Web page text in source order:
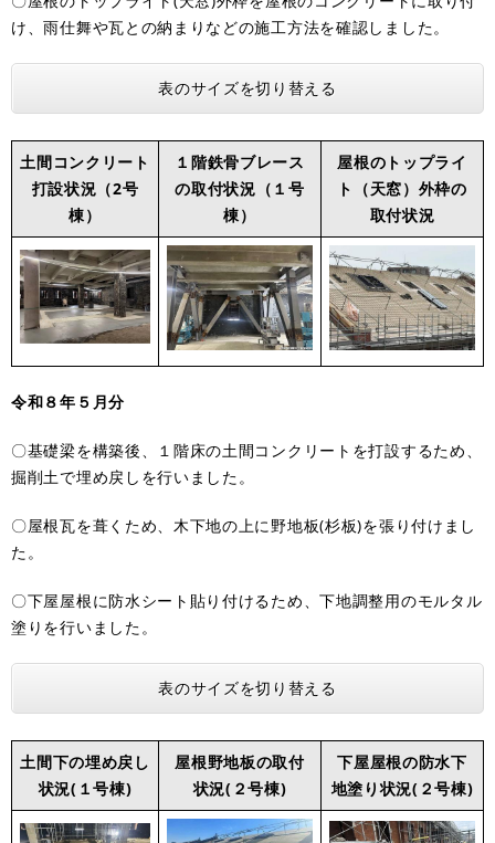
け、雨仕舞や瓦との納まりなどの施工方法を確認しました。
表のサイズを切り替える
土間コンクリート
打設状況（2号
棟）
１階鉄骨ブレース
の取付状況（１号
棟）
屋根のトップライ
ト（天窓）外枠の
取付状況
令和８年５月分
〇基礎梁を構築後、１階床の土間コンクリートを打設するため、
掘削土で埋め戻しを行いました。
〇屋根瓦を葺くため、木下地の上に野地板(杉板)を張り付けまし
た。
〇下屋屋根に防水シート貼り付けるため、下地調整用のモルタル
塗りを行いました。
表のサイズを切り替える
土間下の埋め戻し
状況(１号棟)
屋根野地板の取付
状況(２号棟)
下屋屋根の防水下
地塗り状況(２号棟)